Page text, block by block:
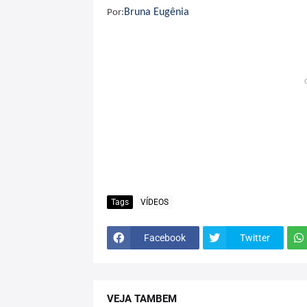
Por: Bruna Eugênia
Tags VÍDEOS
Facebook Twitter
VEJA TAMBEM